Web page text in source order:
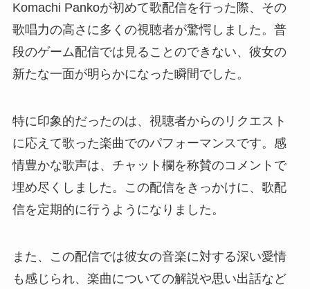
Komachi Pankoが初めて歌配信を行った際、その
歌唱力の高さに多くの視聴者が驚愕しました。普
段のゲーム配信では見ることのできない、彼女の
新たな一面が明らかになった瞬間でした。
特に印象的だったのは、視聴者からのリクエスト
に応えて歌った楽曲でのパフォーマンスです。感
情豊かな歌声は、チャット欄を称賛のコメントで
埋め尽くしました。この配信をきっかけに、歌配
信を定期的に行うようになりました。
また、この配信では彼女の音楽に対する深い愛情
も感じられ、楽曲についての解説や思い出話など